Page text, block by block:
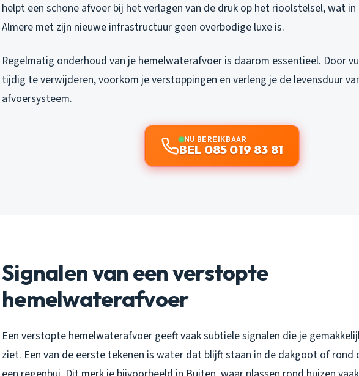
helpt een schone afvoer bij het verlagen van de druk op het rioolstelsel, wat
Almere met zijn nieuwe infrastructuur geen overbodige luxe is.
Regelmatig onderhoud van je hemelwaterafvoer is daarom essentieel. Door
tijdig te verwijderen, voorkom je verstoppingen en verleng je de levensduur
afvoersysteem.
NU BEREIKBAAR
BEL 085 019 83 81
Signalen van een verstopte
hemelwaterafvoer
Een verstopte hemelwaterafvoer geeft vaak subtiele signalen die je
ziet. Een van de eerste tekenen is water dat blijft staan in de dakgoot of rond